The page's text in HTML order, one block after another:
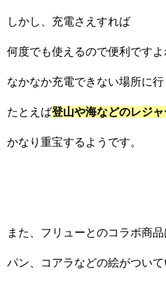
しかし、充電さえすれば
何度でも使えるので便利ですよ
なかなか充電できない場所に行
たとえば登山や海などのレジャ
かなり重宝するようです。
また、フリューとのコラボ商品
パン、コアラなどの絵がついて